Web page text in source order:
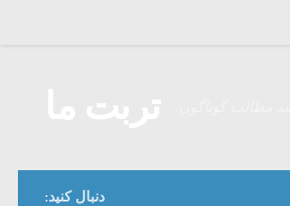
دنبال کنید: